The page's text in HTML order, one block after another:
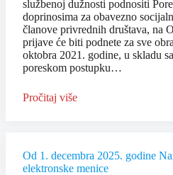
službenoj dužnosti podnositi
doprinosima za obavezno
članove privrednih društava, na
prijave će biti podnete za sve
oktobra 2021. godine, u skladu
poreskom postupku…
Pročitaj više
Od 1. decembra 2025. godine
elektronske menice